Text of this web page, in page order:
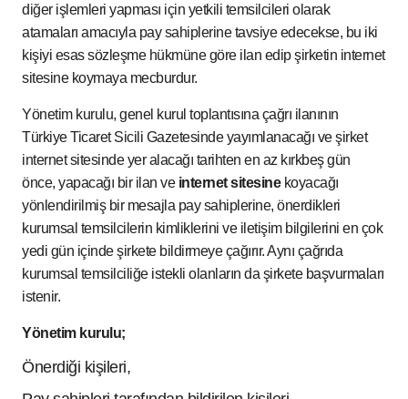
diğer işlemleri yapması için yetkili temsilcileri olarak
atamaları amacıyla pay sahiplerine tavsiye edecekse, bu iki
kişiyi esas sözleşme hükmüne göre ilan edip şirketin internet
sitesine koymaya mecburdur.
Yönetim kurulu, genel kurul toplantısına çağrı ilanının
Türkiye Ticaret Sicili Gazetesinde yayımlanacağı ve şirket
internet sitesinde yer alacağı tarihten en az kırkbeş gün
önce, yapacağı bir ilan ve internet sitesinekoyacağı
yönlendirilmiş bir mesajla pay sahiplerine, önerdikleri
kurumsal temsilcilerin kimliklerini ve iletişim bilgilerini en çok
yedi gün içinde şirkete bildirmeye çağırır. Aynı çağrıda
kurumsal temsilciliğe istekli olanların da şirkete başvurmaları
istenir.
Yönetim kurulu;
Önerdiği kişileri,